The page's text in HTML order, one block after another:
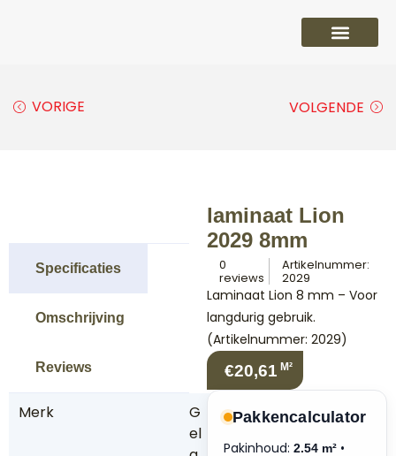
VORIGE VOLGENDE
Specificaties
Omschrijving
Reviews
Merk
G
el
laminaat Lion
2029 8mm
0
reviews
Artikelnummer:
2029
Laminaat Lion 8 mm – Voor
langdurig gebruik.
(Artikelnummer: 2029)
€20,61 M²
Pakkencalculator
Pakinhoud: 2.54 m² •